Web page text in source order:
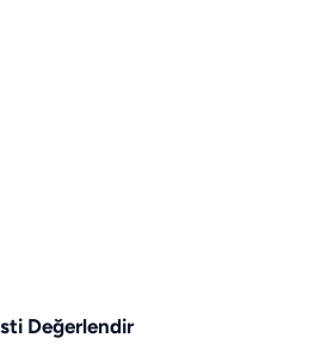
Değerlendir